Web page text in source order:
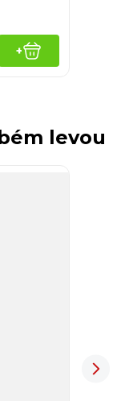
+
levou